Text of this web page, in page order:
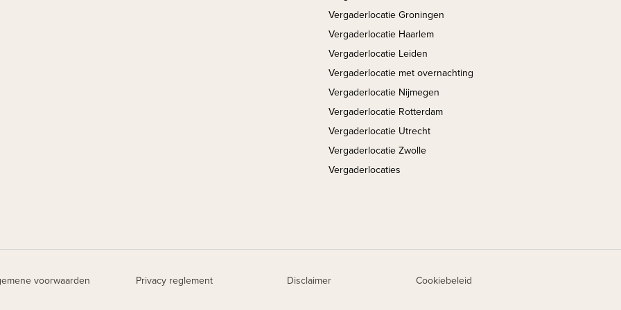
Vergaderlocatie Groningen
Vergaderlocatie Haarlem
Vergaderlocatie Leiden
Vergaderlocatie met overnachting
Vergaderlocatie Nijmegen
Vergaderlocatie Rotterdam
Vergaderlocatie Utrecht
Vergaderlocatie Zwolle
Vergaderlocaties
voorwaarden Privacy reglement Disclaimer Cookiebeleid